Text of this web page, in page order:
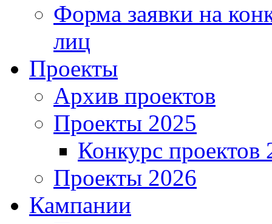
Форма заявки на
лиц
Проекты
Архив проектов
Проекты 2025
Конкурс проектов
Проекты 2026
Кампании